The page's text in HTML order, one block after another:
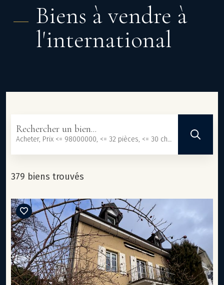
Biens à vendre à
l'international
Rechercher un bien...
Acheter, Prix <= 98000000, <= 32 pièces, <= 30 chambres, <= 3300 m², <= 471455 m²
379 biens trouvés